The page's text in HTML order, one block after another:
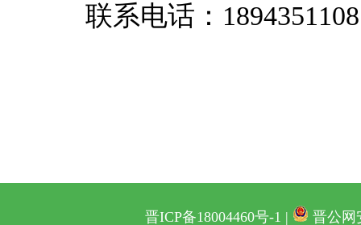
联系电话：
晋ICP备18004460号-1 | 晋公网